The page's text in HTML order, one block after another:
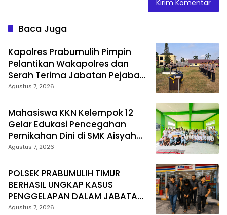
Baca Juga
Kapolres Prabumulih Pimpin
Pelantikan Wakapolres dan
Serah Terima Jabatan Pejabat
Utama
Agustus 7, 2026
Mahasiswa KKN Kelempok 12
Gelar Edukasi Pencegahan
Pernikahan Dini di SMK Aisyah
Insan Utama Desa Tanjung
Agustus 7, 2026
POLSEK PRABUMULIH TIMUR
BERHASIL UNGKAP KASUS
PENGGELAPAN DALAM JABATAN,
PELAKU DIAMANKAN TEAM
Agustus 7, 2026